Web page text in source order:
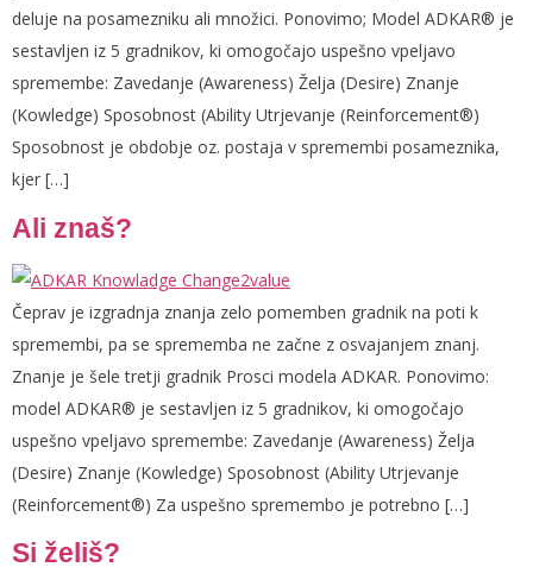
deluje na posamezniku ali množici. Ponovimo; Model ADKAR® je
sestavljen iz 5 gradnikov, ki omogočajo uspešno vpeljavo
spremembe: Zavedanje (Awareness) Želja (Desire) Znanje
(Kowledge) Sposobnost (Ability Utrjevanje (Reinforcement®)
Sposobnost je obdobje oz. postaja v spremembi posameznika,
kjer […]
Ali znaš?
Čeprav je izgradnja znanja zelo pomemben gradnik na poti k
spremembi, pa se sprememba ne začne z osvajanjem znanj.
Znanje je šele tretji gradnik Prosci modela ADKAR. Ponovimo:
model ADKAR® je sestavljen iz 5 gradnikov, ki omogočajo
uspešno vpeljavo spremembe: Zavedanje (Awareness) Želja
(Desire) Znanje (Kowledge) Sposobnost (Ability Utrjevanje
(Reinforcement®) Za uspešno spremembo je potrebno […]
Si želiš?